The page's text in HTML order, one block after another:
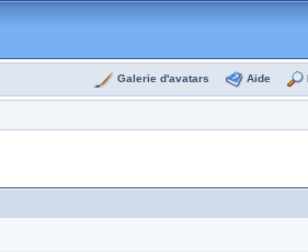
Galerie d'avatars Aide